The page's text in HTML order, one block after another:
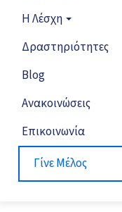
Η Λέσχη
Δραστηριότητες
Blog
Ανακοινώσεις
Επικοινωνία
Γίνε Μέλος